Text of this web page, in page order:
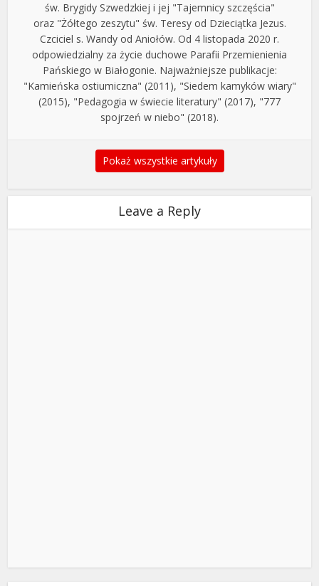
św. Brygidy Szwedzkiej i jej "Tajemnicy szczęścia"
oraz "Żółtego zeszytu" św. Teresy od Dzieciątka Jezus.
Czciciel s. Wandy od Aniołów. Od 4 listopada 2020 r.
odpowiedzialny za życie duchowe Parafii Przemienienia
Pańskiego w Białogonie. Najważniejsze publikacje:
"Kamieńska ostiumiczna" (2011), "Siedem kamyków wiary"
(2015), "Pedagogia w świecie literatury" (2017), "777
spojrzeń w niebo" (2018).
Pokaż wszystkie artykuły
Leave a Reply